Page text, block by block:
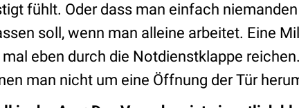
fühlt. Oder dass man einfach
soll, wenn man alleine arbeitet. Eine
eben durch die Notdienstklappe
man nicht um eine Öffnung der Tür